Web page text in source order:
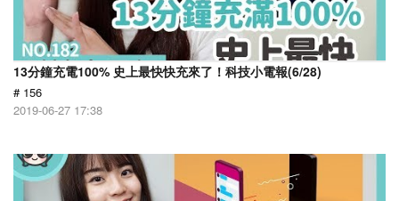
13分鐘充電100% 史上最快快充來了！科技小電報(6/28)
# 156
2019-06-27 17:38